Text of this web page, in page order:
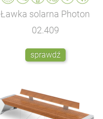
Ławka solarna Photon
02.409
sprawdź